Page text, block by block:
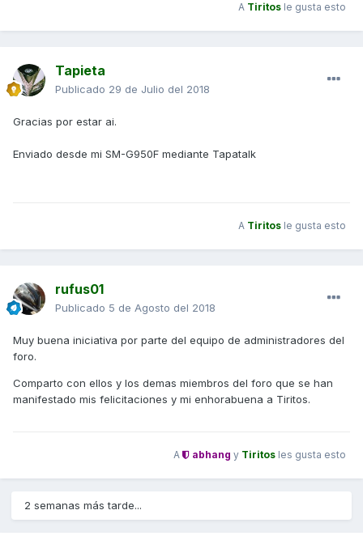
A Tiritos le gusta esto
Tapieta
Publicado 29 de Julio del 2018
Gracias por estar ai.
Enviado desde mi SM-G950F mediante Tapatalk
A Tiritos le gusta esto
rufus01
Publicado 5 de Agosto del 2018
Muy buena iniciativa por parte del equipo de administradores del
foro.
Comparto con ellos y los demas miembros del foro que se han
manifestado mis felicitaciones y mi enhorabuena a Tiritos.
A abhang y Tiritos les gusta esto
2 semanas más tarde...